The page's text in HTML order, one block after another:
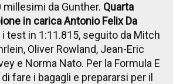
da Gunther. Quarta
in carica Antonio Felix Da
test in 1:11.815, seguito da Mitch
Oliver Rowland, Jean-Eric
e Norma Nato. Per la Formula E
fare i bagagli e prepararsi per il